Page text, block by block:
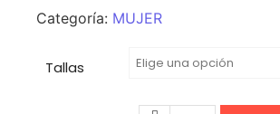
Categoría: MUJER
Tallas